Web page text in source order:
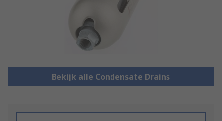
Bekijk alle Condensate Drains